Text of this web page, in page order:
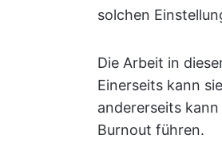
solchen
Die Arbeit in
Einerseits kann
andererseits
Burnout führen.